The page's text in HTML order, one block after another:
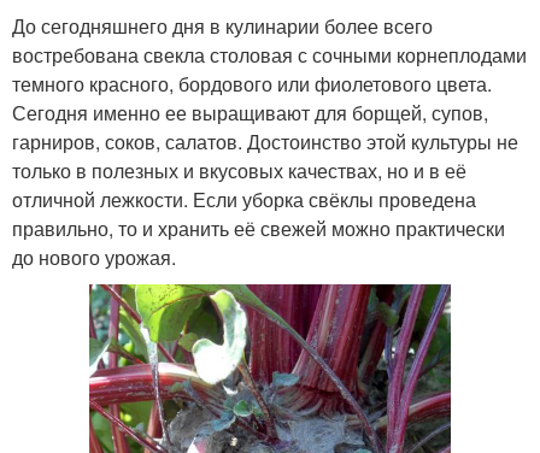
До сегодняшнего дня в кулинарии более всего
востребована свекла столовая с сочными корнеплодами
темного красного, бордового или фиолетового цвета.
Сегодня именно ее выращивают для борщей, супов,
гарниров, соков, салатов. Достоинство этой культуры не
только в полезных и вкусовых качествах, но и в её
отличной лежкости. Если уборка свёклы проведена
правильно, то и хранить её свежей можно практически
до нового урожая.